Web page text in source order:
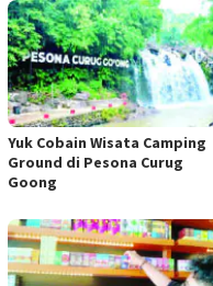
Yuk Cobain Wisata Camping
Ground di Pesona Curug
Goong